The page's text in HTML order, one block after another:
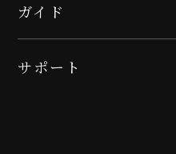
ガイド
サポート